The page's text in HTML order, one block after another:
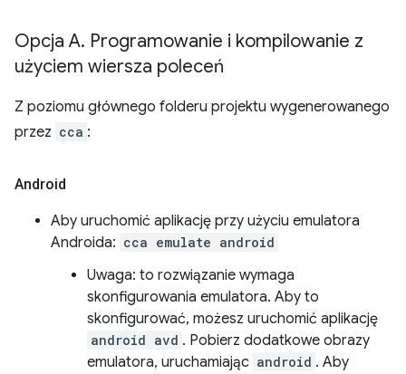
Opcja A. Programowanie i kompilowanie z
użyciem wiersza poleceń
Z poziomu głównego folderu projektu wygenerowanego
przez cca :
Android
Aby uruchomić aplikację przy użyciu emulatora
Androida: cca emulate android
Uwaga: to rozwiązanie wymaga
skonfigurowania emulatora. Aby to
skonfigurować, możesz uruchomić aplikację
android avd . Pobierz dodatkowe obrazy
emulatora, uruchamiając android . Aby